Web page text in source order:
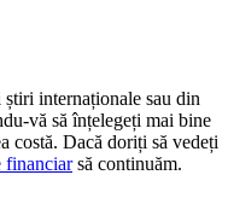
internaționale sau din
vă să înțelegeți mai bine
costă. Dacă doriți să vedeți
financiarsă continuăm.